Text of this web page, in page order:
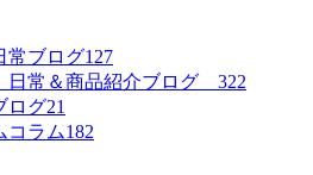
ブログ127
常＆商品紹介ブログ 322
ログ21
コラム182